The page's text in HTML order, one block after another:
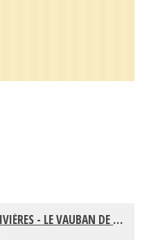
LE GÉNÉRAL SÉRÉ DE RIVIÈRES - LE VAUBAN DE LA REVANCHE